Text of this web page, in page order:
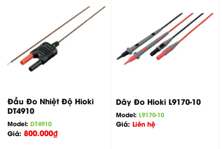
Đầu Đo Nhiệt Độ Hioki
DT4910
Model: DT4910
Giá: 800.000₫
Dây Đo Hioki L9170-10
Model: L9170-10
Giá: Liên hệ